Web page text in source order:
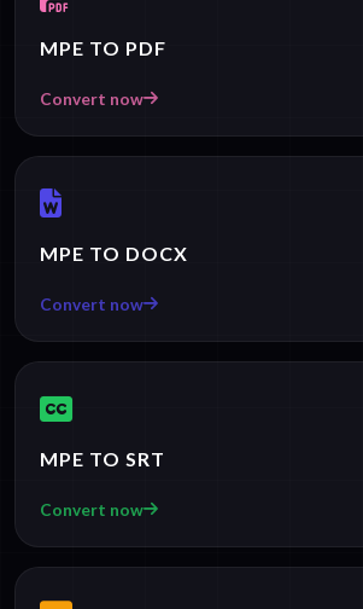
MPE TO PDF
Convert now
MPE TO DOCX
Convert now
MPE TO SRT
Convert now